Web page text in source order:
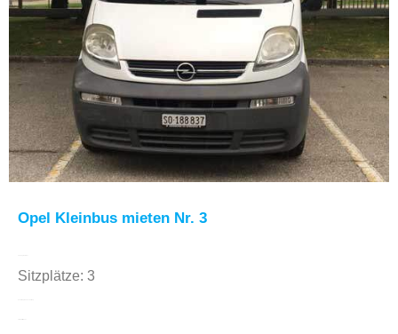
Opel Kleinbus mieten Nr. 3
Sitzplätze: 3